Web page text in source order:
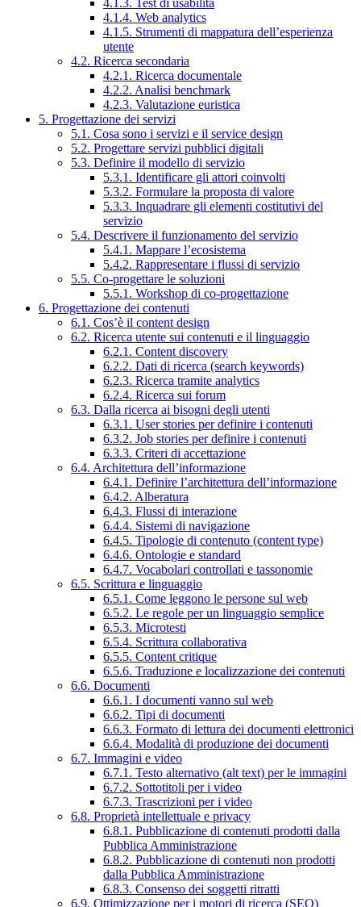
4.1.4. Web analytics
4.1.5. Strumenti di mappatura dell’esperienza
utente
4.2. Ricerca secondaria
4.2.1. Ricerca documentale
4.2.2. Analisi benchmark
4.2.3. Valutazione euristica
5. Progettazione dei servizi
5.1. Cosa sono i servizi e il service design
5.2. Progettare servizi pubblici digitali
5.3. Definire il modello di servizio
5.3.1. Identificare gli attori coinvolti
5.3.2. Formulare la proposta di valore
5.3.3. Inquadrare gli elementi costitutivi del
servizio
5.4. Descrivere il funzionamento del servizio
5.4.1. Mappare l’ecosistema
5.4.2. Rappresentare i flussi di servizio
5.5. Co-progettare le soluzioni
5.5.1. Workshop di co-progettazione
6. Progettazione dei contenuti
6.1. Cos’è il content design
6.2. Ricerca utente sui contenuti e il linguaggio
6.2.1. Content discovery
6.2.2. Dati di ricerca (search keywords)
6.2.3. Ricerca tramite analytics
6.2.4. Ricerca sui forum
6.3. Dalla ricerca ai bisogni degli utenti
6.3.1. User stories per definire i contenuti
6.3.2. Job stories per definire i contenuti
6.3.3. Criteri di accettazione
6.4. Architettura dell’informazione
6.4.1. Definire l’architettura dell’informazione
6.4.2. Alberatura
6.4.3. Flussi di interazione
6.4.4. Sistemi di navigazione
6.4.5. Tipologie di contenuto (content type)
6.4.6. Ontologie e standard
6.4.7. Vocabolari controllati e tassonomie
6.5. Scrittura e linguaggio
6.5.1. Come leggono le persone sul web
6.5.2. Le regole per un linguaggio semplice
6.5.3. Microtesti
6.5.4. Scrittura collaborativa
6.5.5. Content critique
6.5.6. Traduzione e localizzazione dei contenuti
6.6. Documenti
6.6.1. I documenti vanno sul web
6.6.2. Tipi di documenti
6.6.3. Formato di lettura dei documenti elettronici
6.6.4. Modalità di produzione dei documenti
6.7. Immagini e video
6.7.1. Testo alternativo (alt text) per le immagini
6.7.2. Sottotitoli per i video
6.7.3. Trascrizioni per i video
6.8. Proprietà intellettuale e privacy
6.8.1. Pubblicazione di contenuti prodotti dalla
Pubblica Amministrazione
6.8.2. Pubblicazione di contenuti non prodotti
dalla Pubblica Amministrazione
6.8.3. Consenso dei soggetti ritratti
6.9. Ottimizzazione per i motori di ricerca (SEO)